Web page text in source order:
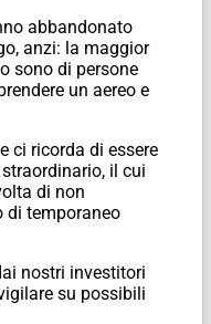
abbandonato
anzi: la maggior
sono di persone
un aereo e
ci ricorda di essere
il cui
di non
di temporaneo
nostri investitori
su possibili